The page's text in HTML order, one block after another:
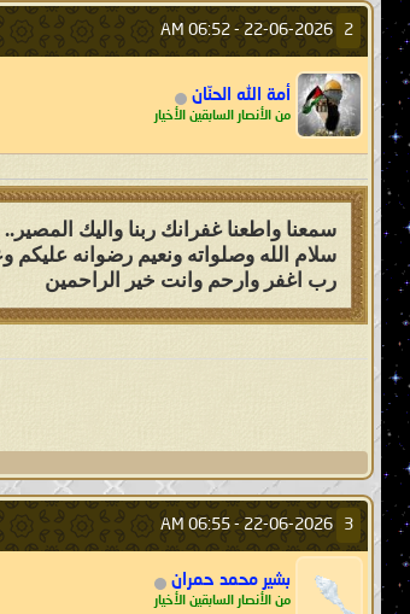
2
22-06-2026 -
06:52 AM
أمة الله الحنّان
من الأنصار السابقين الأخيار
سمعنا واطعنا غفرانك ربنا واليك المصير..
سلام الله وصلواته ونعيم رضوانه عليكم
رب اغفر وارحم وانت خير الراحمين
3
22-06-2026 -
06:55 AM
بشير محمد حمران
من الأنصار السابقين الأخيار